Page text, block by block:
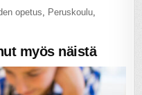
opetus, Peruskoulu,
myös näistä